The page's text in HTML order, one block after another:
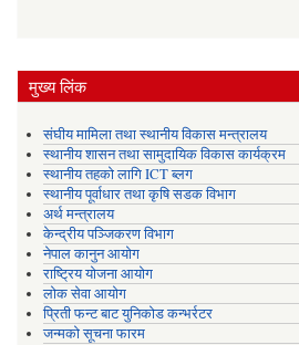
मुख्य लिंक
संघीय मामिला तथा स्थानीय विकास मन्त्रालय
स्थानीय शासन तथा सामुदायिक विकास कार्यक्रम
स्थानीय तहको लागि ICT ब्लग
स्थानीय पूर्वाधार तथा कृषि सडक विभाग
अर्थ मन्त्रालय
केन्द्रीय पञ्जिकरण विभाग
नेपाल कानुन आयोग
राष्ट्रिय योजना आयोग
लोक सेवा आयोग
प्रिती फन्ट बाट युनिकोड कन्भर्रटर
जन्मको सूचना फारम